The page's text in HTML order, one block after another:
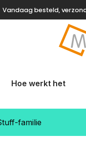
Vandaag besteld,
Hoe werkt het
familie